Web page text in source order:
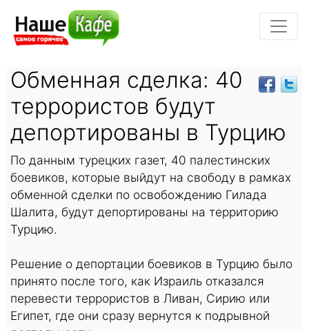
Обменная сделка: 40
террористов будут
депортированы в Турцию
По данным турецких газет, 40 палестинских
боевиков, которые выйдут на свободу в рамках
обменной сделки по освобождению Гилада
Шалита, будут депортированы на территорию
Турцию.
Решение о депортации боевиков в Турцию было
принято после того, как Израиль отказался
перевести террористов в Ливан, Сирию или
Египет, где они сразу вернутся к подрывной